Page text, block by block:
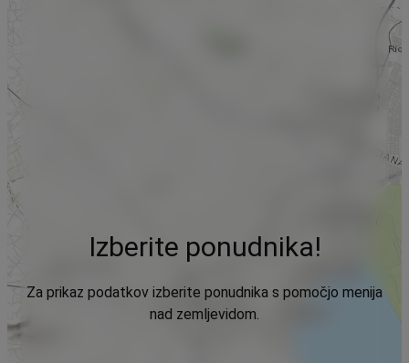
Izberite ponudnika!
Za prikaz podatkov izberite ponudnika s pomočjo menija
nad zemljevidom.